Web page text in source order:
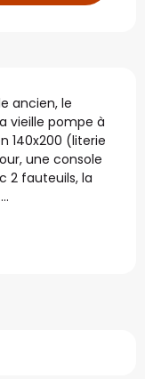
ancien, le
vieille pompe à
140x200 (literie
une console
2 fauteuils, la